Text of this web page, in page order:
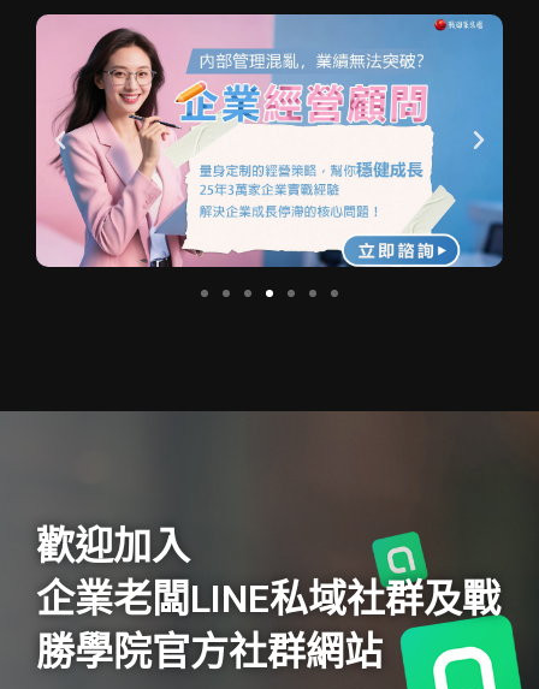
歡迎加入
企業老闆LINE私域社群及戰
勝學院官方社群網站